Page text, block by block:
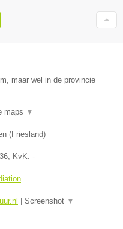
maar wel in de provincie
maps ▼
(Friesland)
, KvK: -
Screenshot ▼